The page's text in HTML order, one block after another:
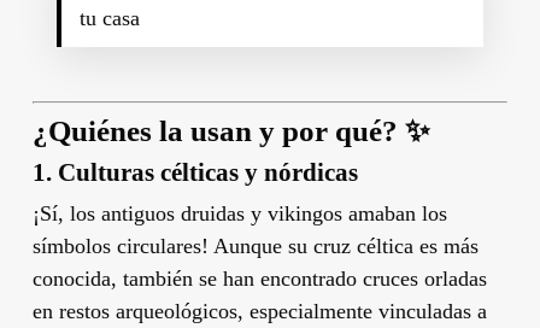
tu casa
¿Quiénes la usan y por qué? ✨
1. Culturas célticas y nórdicas
¡Sí, los antiguos druidas y vikingos amaban los
símbolos circulares! Aunque su cruz céltica es más
conocida, también se han encontrado cruces orladas
en restos arqueológicos, especialmente vinculadas a